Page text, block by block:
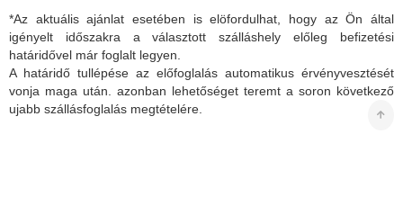
*Az aktuális ajánlat esetében is elöfordulhat, hogy az Ön által
igényelt időszakra a választott szálláshely előleg befizetési
határidővel már foglalt legyen.
A határidő tullépése az előfoglalás automatikus érvényvesztését
vonja maga után. azonban lehetőséget teremt a soron következő
ujabb szállásfoglalás megtételére.